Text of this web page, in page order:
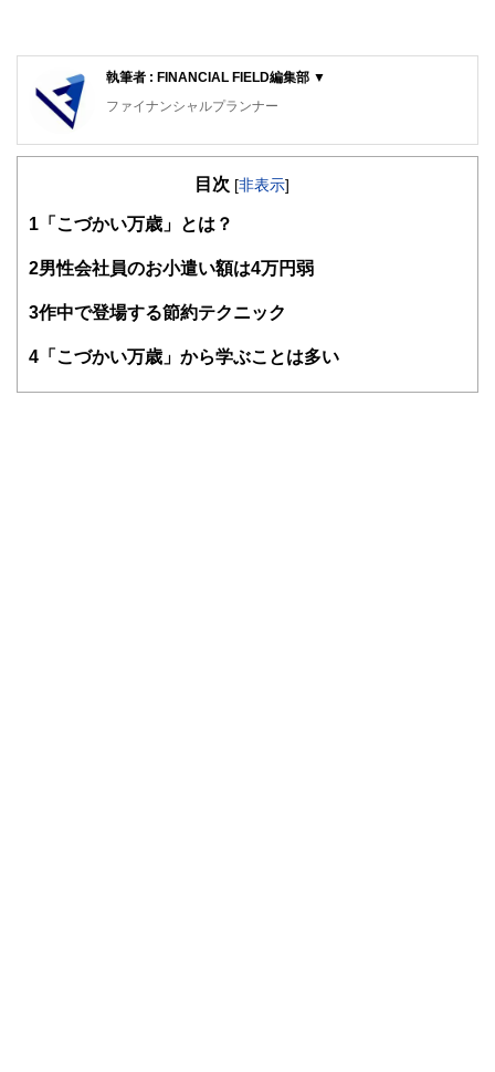
執筆者 : FINANCIAL FIELD編集部 ▼
ファイナンシャルプランナー
FinancialField編集部は、金融、経済に関する記事を、日々
知識がない方でも理解できるようわかりやすく発信していま
得者を中心に「お金や暮らし」に関する書籍・雑誌の編集経
験者で構成され、企画立案から記事掲載まですべての工程に
護士、税理士、宅地建物取引士、相続診断士、住宅ローンア
目次 [非表示]
1 「こづかい万歳」とは？
2男性会社員のお小遣い額は4万円弱
3作中で登場する節約テクニック
4 「こづかい万歳」から学ぶことは多い